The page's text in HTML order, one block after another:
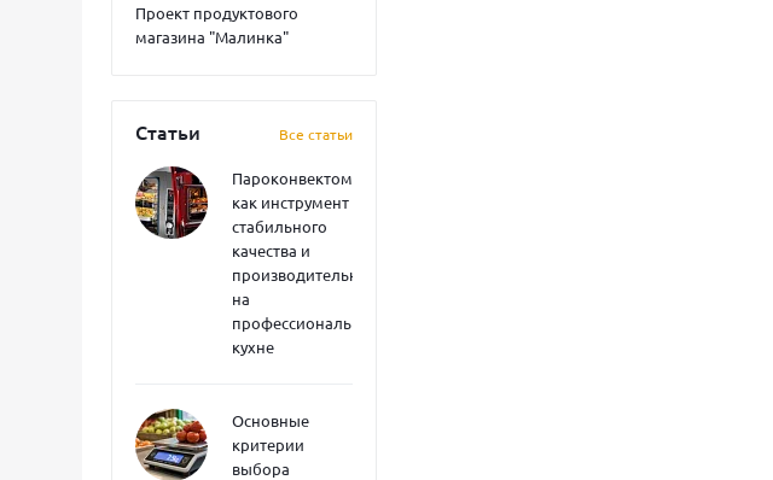
Проект продуктового
магазина "Малинка"
Статьи Все статьи
Пароконвектоматы
как инструмент
стабильного
качества и
производительности
на
профессиональной
кухне
Основные
критерии
выбора